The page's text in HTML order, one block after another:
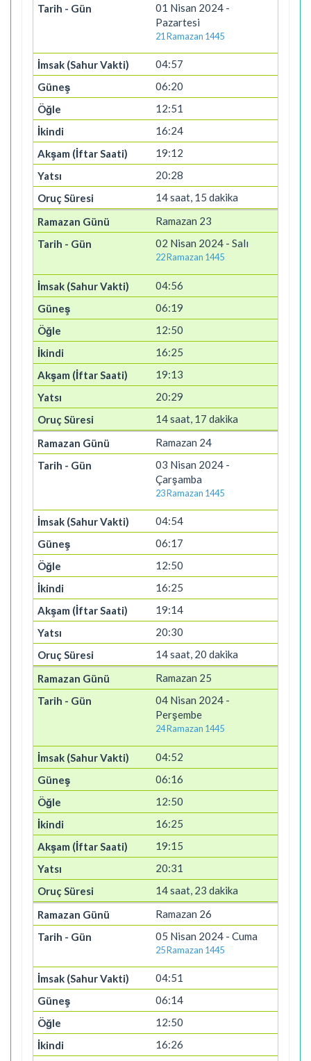
01 Nisan 2024 -
Pazartesi
21 Ramazan 1445
04:57
06:20
12:51
16:24
19:12
20:28
14 saat, 15 dakika
Ramazan 23
02 Nisan 2024 - Salı
22 Ramazan 1445
04:56
06:19
12:50
16:25
19:13
20:29
14 saat, 17 dakika
Ramazan 24
03 Nisan 2024 -
Çarşamba
23 Ramazan 1445
04:54
06:17
12:50
16:25
19:14
20:30
14 saat, 20 dakika
Ramazan 25
04 Nisan 2024 -
Perşembe
24 Ramazan 1445
04:52
06:16
12:50
16:25
19:15
20:31
14 saat, 23 dakika
Ramazan 26
05 Nisan 2024 - Cuma
25 Ramazan 1445
04:51
06:14
12:50
16:26